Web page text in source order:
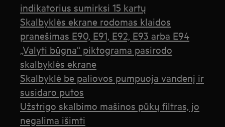
indikatorius sumirksi 15 kartų
Skalbyklės ekrane rodomas klaidos
pranešimas E90, E91, E92, E93 arba E94
„Valyti būgna“ piktograma pasirodo
skalbyklės ekrane
Skalbyklė be paliovos pumpuoja vandenį ir
susidaro putos
Užstrigo skalbimo mašinos pūkų filtras, jo
negalima išimti